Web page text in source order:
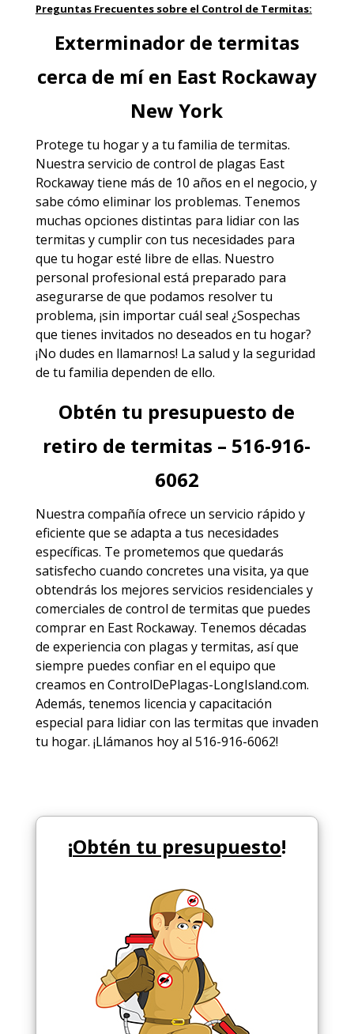
Preguntas Frecuentes sobre el Control de Termitas:
Exterminador de termitas
cerca de mí en East Rockaway
New York
Protege tu hogar y a tu familia de termitas.
Nuestra servicio de control de plagas East
Rockawaytiene más de 10 años en el negocio, y
sabe cómo eliminar los problemas. Tenemos
muchas opciones distintas para lidiar con las
termitas y cumplir con tus necesidades para
que tu hogar esté libre de ellas. Nuestro
personal profesional está preparado para
asegurarse de que podamos resolver tu
problema, ¡sin importar cuál sea! ¿Sospechas
que tienes invitados no deseados en tu hogar?
¡No dudes en llamarnos! La salud y la seguridad
de tu familia dependen de ello.
Obtén tu presupuesto de
retiro de termitas – 516-916-
6062
Nuestra compañía ofrece un servicio rápido y
eficiente que se adapta a tus necesidades
específicas. Te prometemos que quedarás
satisfecho cuando concretes una visita, ya que
obtendrás los mejores servicios residenciales y
comerciales de control de termitas que puedes
comprar en East Rockaway. Tenemos décadas
de experiencia con plagas y termitas, así que
siempre puedes confiar en el equipo que
creamos en ControlDePlagas-LongIsland.com.
Además, tenemos licencia y capacitación
especial para lidiar con las termitas que invaden
tu hogar. ¡Llámanos hoy al 516-916-6062!
¡Obtén tu presupuesto!